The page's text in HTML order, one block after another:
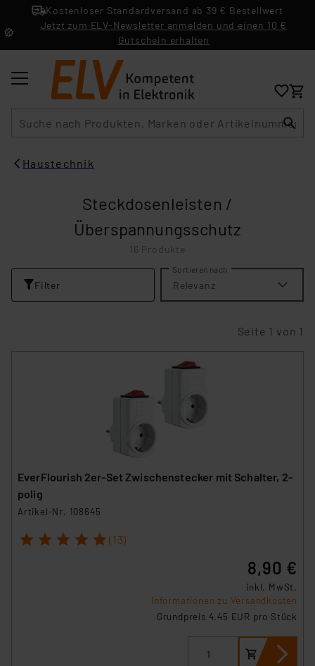
Kostenloser Standardversand ab 39 € Bestellwert
Jetzt zum ELV-Newsletter anmelden und einen 10 €
Gutschein erhalten
Haustechnik
Steckdosenleisten /
Überspannungsschutz
16 Produkte
Filter
Sortieren nach
Relevanz
Seite 1 von 1
EverFlourish 2er-Set Zwischenstecker mit Schalter, 2-
polig
Artikel-Nr. 108645
1 2 3 4 5 (13)
8,90 €
inkl. MwSt.
Informationen zu Versandkosten
Grundpreis 4.45 EUR pro Stück